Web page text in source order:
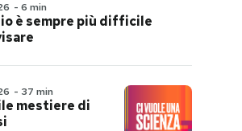
- 6 min
è sempre più difficile
- 37 min
mestiere di